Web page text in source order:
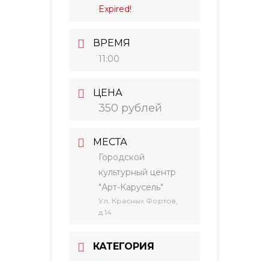
Expired!
ВРЕМЯ
11:00
ЦЕНА
350 рублей
МЕСТА
Городской
культурный центр
"Арт-Карусель"
Ул. Красных Фортов,
д.14
КАТЕГОРИЯ